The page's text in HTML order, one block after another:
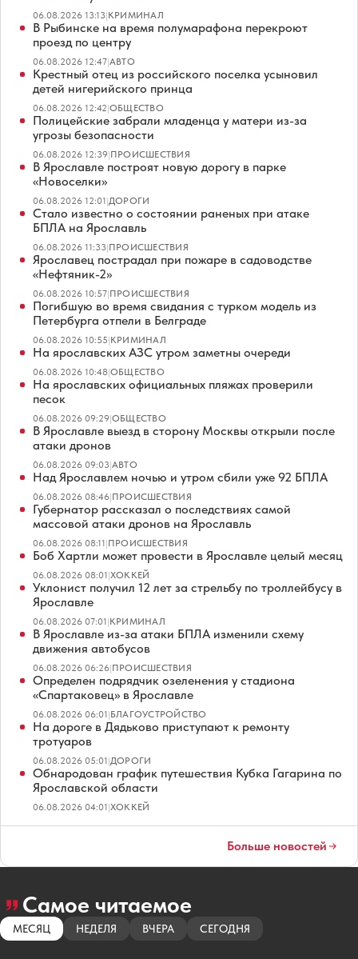
06.08.2026 13:13|КРИМИНАЛ
В Рыбинске на время полумарафона перекроют
проезд по центру
06.08.2026 12:47|АВТО
Крестный отец из российского поселка усыновил
детей нигерийского принца
06.08.2026 12:42|ОБЩЕСТВО
Полицейские забрали младенца у матери из-за
угрозы безопасности
06.08.2026 12:39|ПРОИСШЕСТВИЯ
В Ярославле построят новую дорогу в парке
«Новоселки»
06.08.2026 12:01|ДОРОГИ
Стало известно о состоянии раненых при атаке
БПЛА на Ярославль
06.08.2026 11:33|ПРОИСШЕСТВИЯ
Ярославец пострадал при пожаре в садоводстве
«Нефтяник-2»
06.08.2026 10:57|ПРОИСШЕСТВИЯ
Погибшую во время свидания с турком модель из
Петербурга отпели в Белграде
06.08.2026 10:55|КРИМИНАЛ
На ярославских АЗС утром заметны очереди
06.08.2026 10:48|ОБЩЕСТВО
На ярославских официальных пляжах проверили
песок
06.08.2026 09:29|ОБЩЕСТВО
В Ярославле выезд в сторону Москвы открыли после
атаки дронов
06.08.2026 09:03|АВТО
Над Ярославлем ночью и утром сбили уже 92 БПЛА
06.08.2026 08:46|ПРОИСШЕСТВИЯ
Губернатор рассказал о последствиях самой
массовой атаки дронов на Ярославль
06.08.2026 08:11|ПРОИСШЕСТВИЯ
Боб Хартли может провести в Ярославле целый месяц
06.08.2026 08:01|ХОККЕЙ
Уклонист получил 12 лет за стрельбу по троллейбусу в
Ярославле
06.08.2026 07:01|КРИМИНАЛ
В Ярославле из-за атаки БПЛА изменили схему
движения автобусов
06.08.2026 06:26|ПРОИСШЕСТВИЯ
Определен подрядчик озеленения у стадиона
«Спартаковец» в Ярославле
06.08.2026 06:01|БЛАГОУСТРОЙСТВО
На дороге в Дядьково приступают к ремонту
тротуаров
06.08.2026 05:01|ДОРОГИ
Обнародован график путешествия Кубка Гагарина по
Ярославской области
06.08.2026 04:01|ХОККЕЙ
Больше новостей
Самое читаемое
МЕСЯЦ НЕДЕЛЯ ВЧЕРА СЕГОДНЯ